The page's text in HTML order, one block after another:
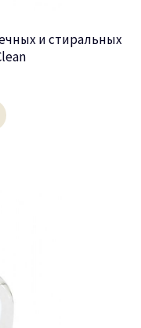
и стиральных